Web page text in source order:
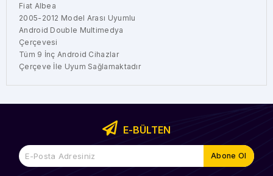
Fiat Albea
2005-2012 Model Arası Uyumlu
Android Double Multimedya
Çerçevesi
Tüm 9 İnç Android Cihazlar
Çerçeve İle Uyum Sağlamaktadır
E-BÜLTEN